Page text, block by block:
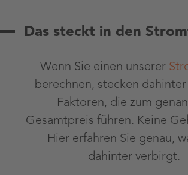
Das steckt in den
Wenn Sie einen unserer
berechnen, stecken
Faktoren, die zum
Gesamtpreis führen. Keine
Hier erfahren Sie genau,
dahinter verbirgt.